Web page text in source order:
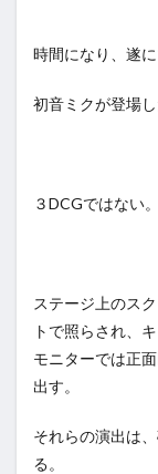
時間になり、遂
初音ミクが登場
３DCGではない
ステージ上のス
トで照らされ、
モニターでは正
出す。
それらの演出は
る。